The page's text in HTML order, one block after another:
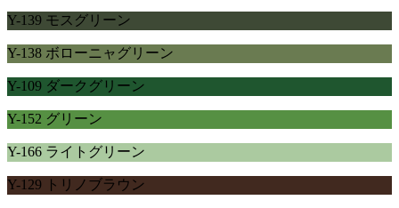
Y-139 モスグリーン
Y-138 ボローニャグリーン
Y-109 ダークグリーン
Y-152 グリーン
Y-166 ライトグリーン
Y-129 トリノブラウン